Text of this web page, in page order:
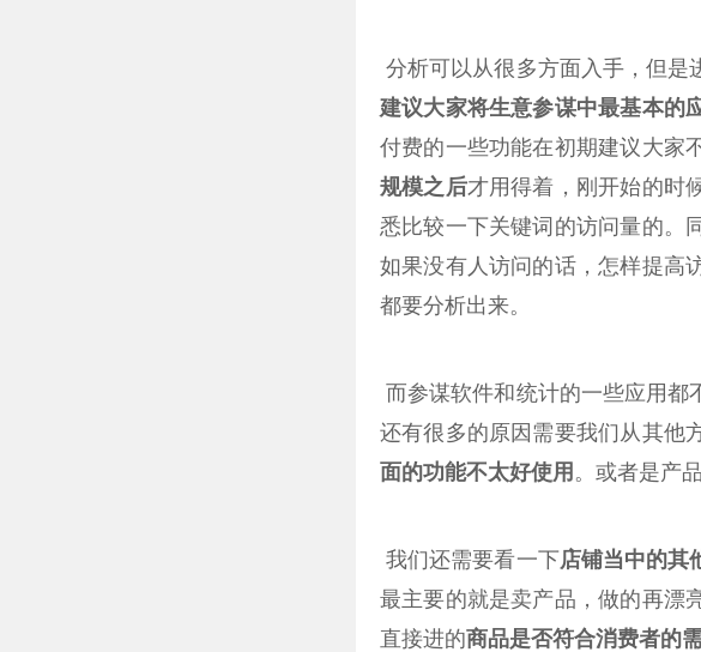
分析可以从很多方面入手，但是
建议大家将生意参谋中最基本的
付费的一些功能在初期建议大家
规模之后才用得着，刚开始的时
悉比较一下关键词的访问量的。
如果没有人访问的话，怎样提高
都要分析出来。
而参谋软件和统计的一些应用都
还有很多的原因需要我们从其他
面的功能不太好使用 。或者是产
我们还需要看一下店铺当中的其
最主要的就是卖产品，做的再漂
直接进的商品是否符合消费者的需